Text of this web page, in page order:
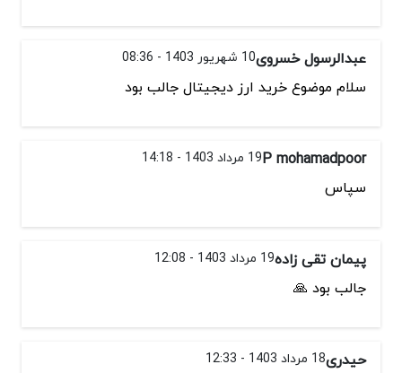
عبدالرسول خسروی10 شهریور 1403 - 08:36
سلام موضوع خرید ارز دیجیتال جالب بود
P mohamadpoor19 مرداد 1403 - 14:18
سپاس
پیمان تقی زاده19 مرداد 1403 - 12:08
جالب بود 🙏
حیدری18 مرداد 1403 - 12:33